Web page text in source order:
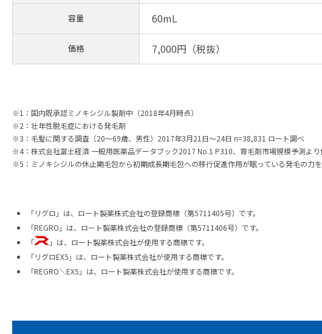
容量 60mL
価格 7,000円（税抜）
※1：国内既承認ミノキシジル製剤中（2018年4月時点）
※2：壮年性脱毛症における発毛剤
※3：毛髪に関する調査（20～69歳、男性）2017年3月21日～24日 n=38,831 ロート調べ
※4：株式会社富士経済 一般用医薬品データブック2017 No.1 P310、育毛剤市場規模予測より
※5：ミノキシジルの休止期毛包から初期成長期毛包への移行促進作用が眠っている発毛の力
「リグロ」は、ロート製薬株式会社の登録商標（第5711405号）です。
「REGRO」は、ロート製薬株式会社の登録商標（第5711406号）です。
「
」は、ロート製薬株式会社が使用する商標です。
「リグロEX5」は、ロート製薬株式会社が使用する商標です。
「REGRO＼EX5」は、ロート製薬株式会社が使用する商標です。